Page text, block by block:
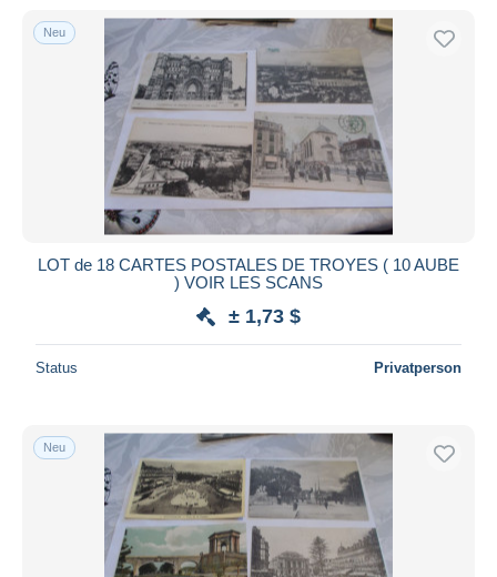
Neu
LOT de 18 CARTES POSTALES DE TROYES ( 10 AUBE
) VOIR LES SCANS
± 1,73 $
Status Privatperson
Neu